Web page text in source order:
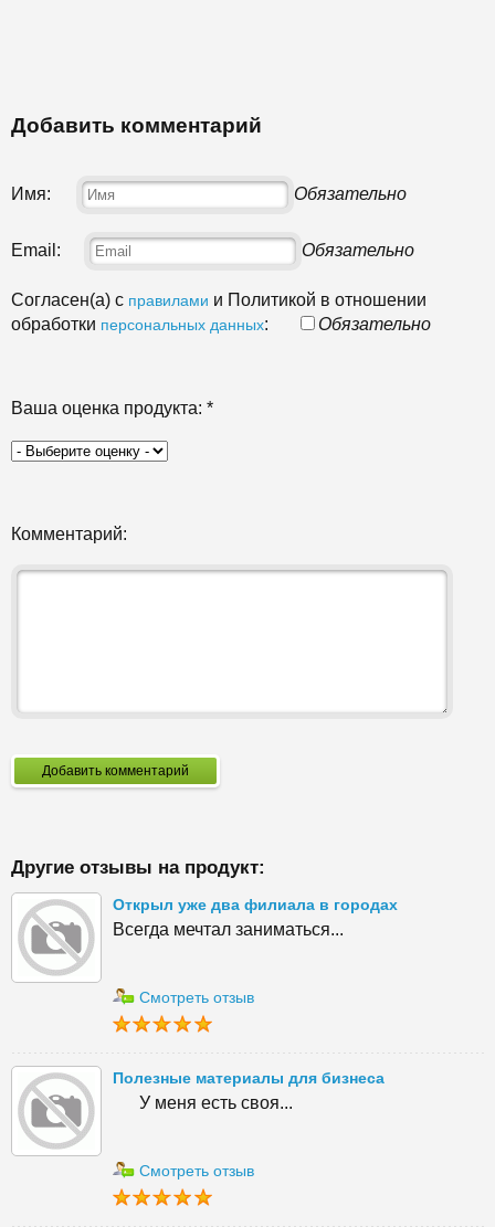
Добавить комментарий
Имя: Обязательно
Email: Обязательно
Согласен(а) с правилами и Политикой в отношении
обработки персональных данных: Обязательно
Ваша оценка продукта: *
Комментарий:
Добавить комментарий
Другие отзывы на продукт:
Открыл уже два филиала в городах
Всегда мечтал заниматься...
Смотреть отзыв
Полезные материалы для бизнеса
У меня есть своя...
Смотреть отзыв